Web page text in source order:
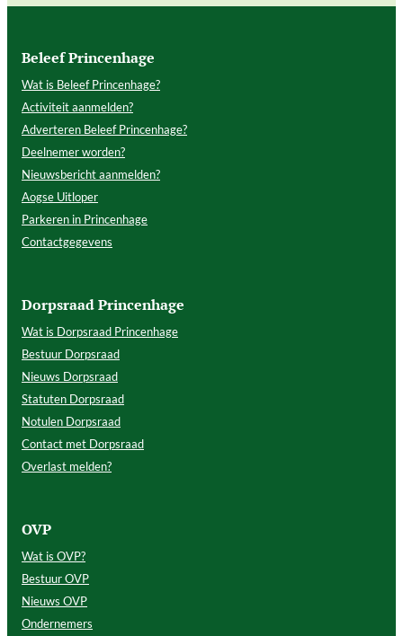
Beleef Princenhage
Wat is Beleef Princenhage?
Activiteit aanmelden?
Adverteren Beleef Princenhage?
Deelnemer worden?
Nieuwsbericht aanmelden?
Aogse Uitloper
Parkeren in Princenhage
Contactgegevens
Dorpsraad Princenhage
Wat is Dorpsraad Princenhage
Bestuur Dorpsraad
Nieuws Dorpsraad
Statuten Dorpsraad
Notulen Dorpsraad
Contact met Dorpsraad
Overlast melden?
OVP
Wat is OVP?
Bestuur OVP
Nieuws OVP
Ondernemers